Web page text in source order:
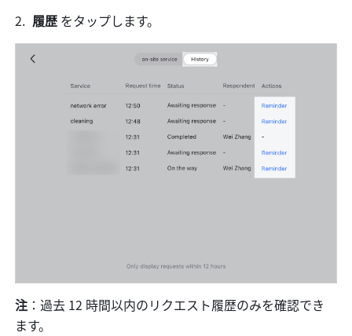
履歴 をタップします。
注 ：過去 12 時間以内のリクエスト履歴のみを確認でき
ます。